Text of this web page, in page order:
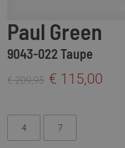
Paul Green
9043-022 Taupe
€ 209,95 € 115,00
4 7